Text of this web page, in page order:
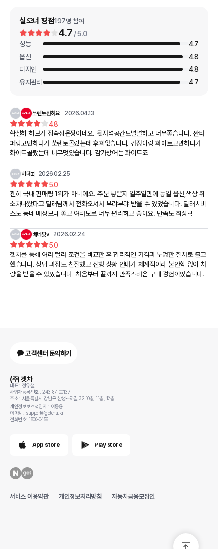
실오너 평점197명 참여
4.7 / 5.0
성능
4.7
옵션
4.8
디자인
4.8
유지관리
4.7
쏘렌토원해요 2026.04.13
4.8
확실히 하브가 정숙성은짱이네요. 뒷자석공간도널널하고 너무좋습니다. 싼타
페랑고민하다가 쏘렌토골랐는데 후회없습니다. 검정이랑 화이트고민하다가
화이트골랐는데 너무멋있습니다. 감가방어는 화이트죠
히데z 2026.02.25
5.0
괜히 국내 판매량 1위가 아니에요. 주문 넣은지 일주일만에 동일 옵션,색상 취
소차나왔다고 딜러님께서 전화오셔서 부랴부랴 받을 수 있었습니다. 딜러서비
스도 동네 매장보다 좋고 여러모로 너무 편리하고 좋아요. 만족도 최상~!
베네핏v 2026.02.24
5.0
겟차를 통해 여러 딜러 조건을 비교한 후 합리적인 가격과 투명한 절차로 출고
했습니다. 상담 과정도 친절했고 진행 상황 안내가 체계적이라 불안함 없이 차
량을 받을 수 있었습니다. 처음부터 끝까지 만족스러운 구매 경험이었습니다.
고객센터 문의하기
(주) 겟차
대표 : 정유철
사업자등록번호 : 243-87-00137
주소 : 서울특별시 강남구 삼성로91길 32 10층, 11층, 12층
개인정보보호책임자 : 이동용
이메일 : support@getcha.kr
전화번호: 1800-0456
App store Play store
서비스 이용약관 개인정보처리방침 자동차금융모집인